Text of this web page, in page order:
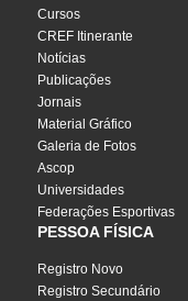
Cursos
CREF Itinerante
Notícias
Publicações
Jornais
Material Gráfico
Galeria de Fotos
Ascop
Universidades
Federações Esportivas
PESSOA FÍSICA
Registro Novo
Registro Secundário